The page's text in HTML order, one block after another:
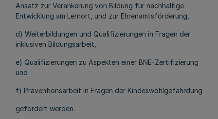
Ansatz zur Verankerung von Bildung für nachhaltige
Entwicklung am Lernort, und zur Ehrenamtsförderung,
d) Weiterbildungen und Qualifizierungen in Fragen der
inklusiven Bildungsarbeit,
e) Qualifizierungen zu Aspekten einer BNE-Zertifizierung
und
f) Präventionsarbeit in Fragen der Kindeswohlgefährdung
gefördert werden.